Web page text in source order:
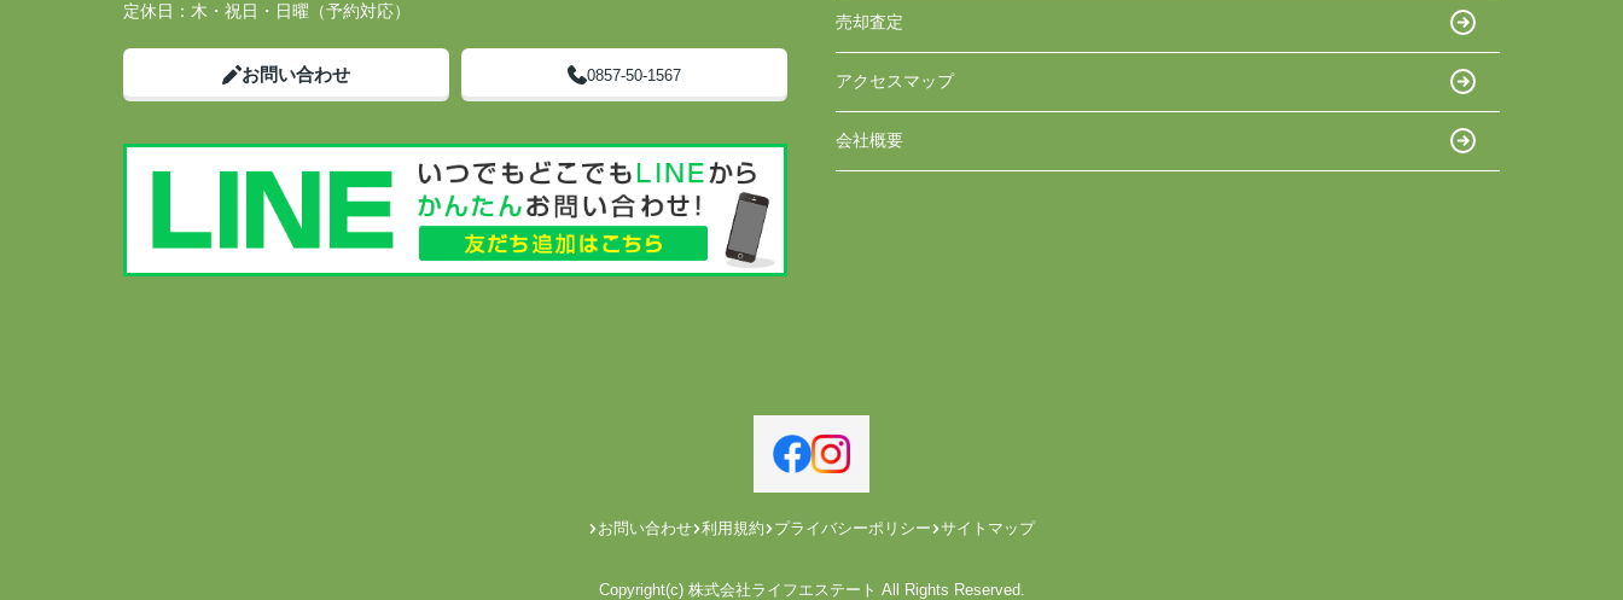
定休日： 木・祝日・日曜（予約対応）
お問い合わせ 0857-50-1567
売却査定
アクセスマップ
会社概要
お問い合わせ 利用規約 プライバシーポリシー サイトマップ
Copyright(c) 株式会社ライフエステート All Rights Reserved.